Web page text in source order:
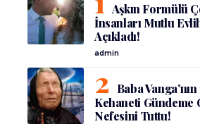
Aşkın Formülü
İnsanları Mutlu
Açıkladı!
admin
Baba
Kehaneti Gündeme
Nefesini Tuttu!